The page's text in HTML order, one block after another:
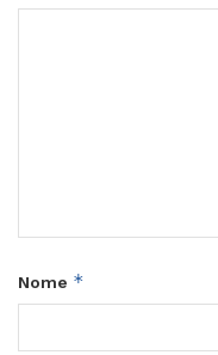
Nome *